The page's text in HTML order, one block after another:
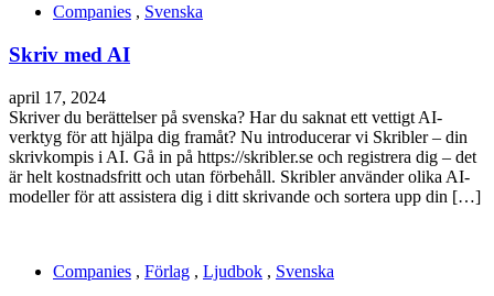
Companies , Svenska
Skriv med AI
april 17, 2024
Skriver du berättelser på svenska? Har du saknat ett vettigt AI-
verktyg för att hjälpa dig framåt? Nu introducerar vi Skribler – din
skrivkompis i AI. Gå in på https://skribler.se och registrera dig – det
är helt kostnadsfritt och utan förbehåll. Skribler använder olika AI-
modeller för att assistera dig i ditt skrivande och sortera upp din […]
Companies , Förlag , Ljudbok , Svenska